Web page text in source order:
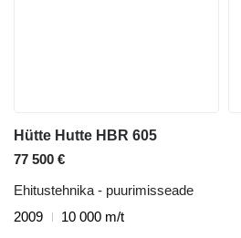
Hütte Hutte HBR 605
77 500 €
Ehitustehnika - puurimisseade
2009
10 000 m/t